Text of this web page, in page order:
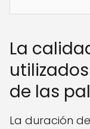
La
de las
La duración